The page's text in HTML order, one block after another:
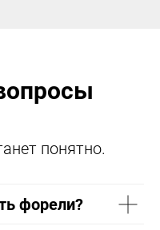
понятно.
форели?